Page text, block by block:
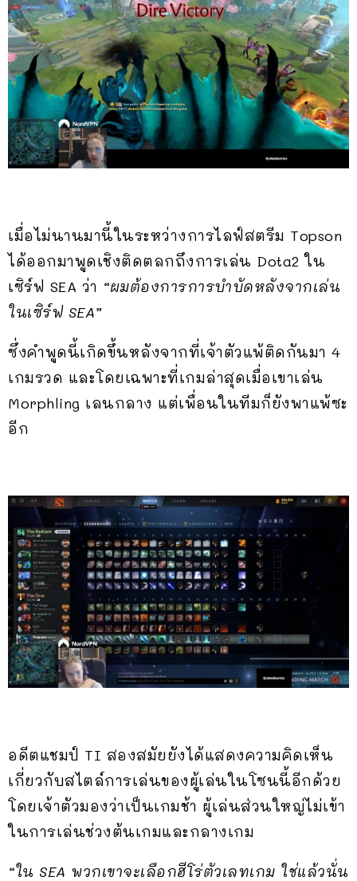
เมื่อไม่นานมานี้ในระหว่างการไลฟ์สตรีม Topson
ได้ออกมาพูดเชิงติดตลกถึงการเล่น Dota2 ใน
เซิร์ฟ SEA ว่า “ผมต้องการการบำบัดหลังจากเล่น
ในเซิร์ฟ SEA”
ซึ่งคำพูดนี้เกิดขึ้นหลังจากที่เจ้าตัวแพ้ติดกันมา 4
เกมรวด และโดยเฉพาะที่เกมล่าสุดเมื่อเขาเล่น
Morphling เลนกลาง แต่เพื่อนในทีมก็ยังพาแพ้ซะ
อีก
อดีตแชมป์ TI สองสมัยยังได้แสดงความคิดเห็น
เกี่ยวกับสไตล์การเล่นของผู้เล่นในโซนนี้อีกด้วย
โดยเจ้าตัวมองว่าเป็นเกมช้า ผู้เล่นส่วนใหญ่ไม่เข้า
ในการเล่นช่วงต้นเกมและกลางเกม
“ใน SEA พวกเขาจะเลือกฮีโร่ตัวเลทเกม ใช่แล้วนั่น